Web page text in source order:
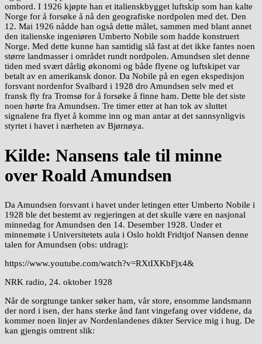
ombord. I 1926 kjøpte han et italienskbygget luftskip som han kalte
Norge for å forsøke å nå den geografiske nordpolen med det. Den
12. Mai 1926 nådde han også dette målet, sammen med blant annet
den italienske ingeniøren Umberto Nobile som hadde konstruert
Norge. Med dette kunne han samtidig slå fast at det ikke fantes noen
større landmasser i området rundt nordpolen. Amundsen slet denne
tiden med svært dårlig økonomi og både flyene og luftskipet var
betalt av en amerikansk donor. Da Nobile på en egen ekspedisjon
forsvant nordenfor Svalbard i 1928 dro Amundsen selv med et
fransk fly fra Tromsø for å forsøke å finne ham. Dette ble det siste
noen hørte fra Amundsen. Tre timer etter at han tok av sluttet
signalene fra flyet å komme inn og man antar at det sannsynligvis
styrtet i havet i nærheten av Bjørnøya.
Kilde: Nansens tale til minne
over Roald Amundsen
Da Amundsen forsvant i havet under letingen etter Umberto Nobile i
1928 ble det bestemt av regjeringen at det skulle være en nasjonal
minnedag for Amundsen den 14. Desember 1928. Under et
minnemøte i Universitetets aula i Oslo holdt Fridtjof Nansen denne
talen for Amundsen (obs: utdrag):
https://www.youtube.com/watch?v=RXtIXKbFjx4&
NRK radio, 24. oktober 1928
Når de sorgtunge tanker søker ham, vår store, ensomme landsmann
der nord i isen, der hans sterke ånd fant vingefang over viddene, da
kommer noen linjer av Nordenlandenes dikter Service mig i hug. De
kan gjengis omtrent slik: